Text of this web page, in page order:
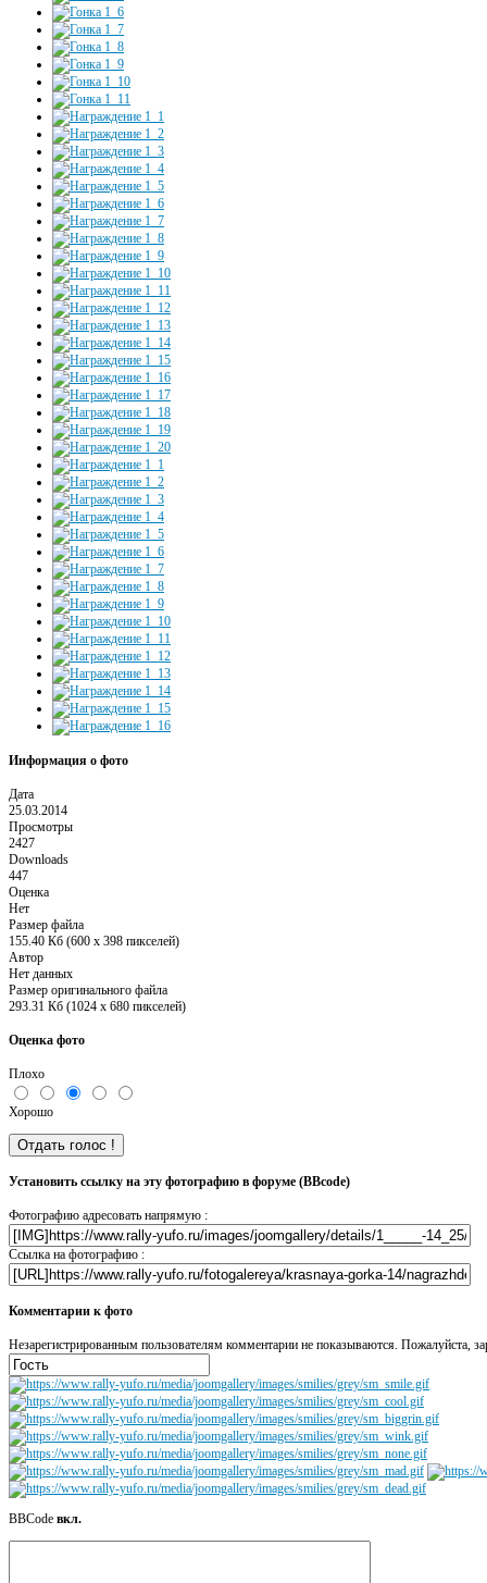
Информация о фото
Дата
25.03.2014
Просмотры
2427
Downloads
447
Оценка
Нет
Размер файла
155.40 Кб (600 x 398 пикселей)
Автор
Нет данных
Размер оригинального файла
293.31 Кб (1024 x 680 пикселей)
Оценка фото
Плохо
Хорошо
Установить ссылку на эту фотографию в форуме (BBcode)
Фотографию адресовать напрямую :
Ссылка на фотографию :
Комментарии к фото
Незарегистрированным пользователям комментарии не показываются. Пожалуйста,
BBCode вкл.